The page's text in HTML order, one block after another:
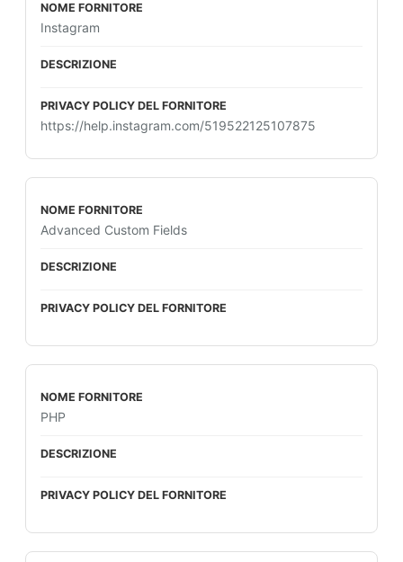
Instagram
https://help.instagram.com/519522125107875
Advanced Custom Fields
PHP